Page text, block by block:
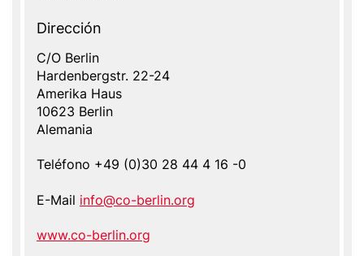
Dirección
Address
Name
C/O Berlin
Dirección
Hardenbergstr. 22-24
Amerika Haus
10623 Berlin
Alemania
Teléfono +49 (0)30 28 44 4 16 -0
E-Mail info@co-berlin.org
Website
www.co-berlin.org